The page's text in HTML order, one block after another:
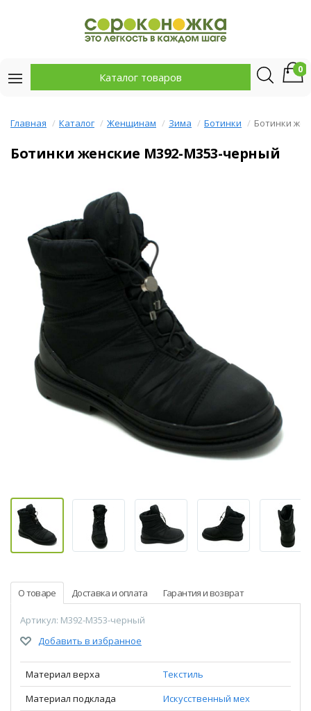
Каталог товаров
0
Главная Каталог Женщинам Зима Ботинки Ботинки
Ботинки женские M392-M353-черный
О товаре Доставка и оплата Гарантия и возврат
Артикул: M392-M353-черный
Добавить в избранное
Материал верха
Текстиль
Материал подклада
Искусственный мех